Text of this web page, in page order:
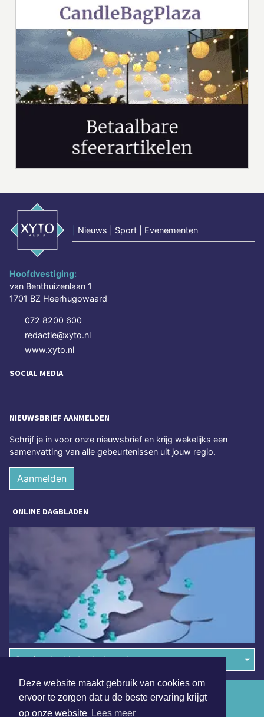
Deze website maakt gebruik van cookies om
ervoor te zorgen dat u de beste ervaring krijgt
op onze website Lees meer
Nieuws | Sport | Evenementen
Hoofdvestiging:
van Benthuizenlaan 1
1701 BZ Heerhugowaard
072 8200 600
redactie@xyto.nl
www.xyto.nl
SOCIAL MEDIA
NIEUWSBRIEF AANMELDEN
Schrijf je in voor onze nieuwsbrief en krijg wekelijks een
samenvatting van alle gebeurtenissen uit jouw regio.
Aanmelden
ONLINE DAGBLADEN
Overige dagbladen in de regio
Algemene voorwaarden